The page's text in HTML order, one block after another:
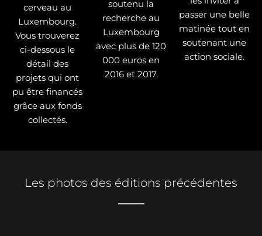
cerveau au
Luxembourg.
Vous trouverez
ci-dessous le
détail des
projets qui ont
pu être financés
grâce aux fonds
collectés.
soutenu la
recherche au
Luxembourg
avec plus de 120
000 euros en
2016 et 2017.
passer une belle
matinée tout en
soutenant une
action sociale.
Les photos des éditions précédentes